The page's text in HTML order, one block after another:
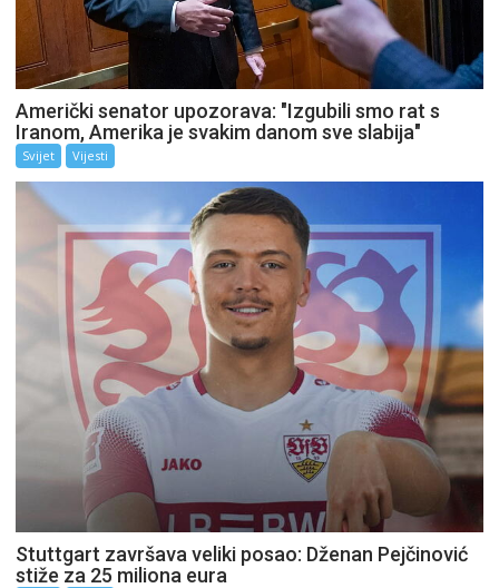
Američki senator upozorava: "Izgubili smo rat s
Iranom, Amerika je svakim danom sve slabija"
Svijet Vijesti
Stuttgart završava veliki posao: Dženan Pejčinović
stiže za 25 miliona eura